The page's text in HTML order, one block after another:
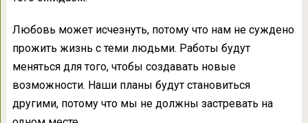
Любовь может исчезнуть, потому что нам не суждено
прожить жизнь с теми людьми. Работы будут
меняться для того, чтобы создавать новые
возможности. Наши планы будут становиться
другими, потому что мы не должны застревать на